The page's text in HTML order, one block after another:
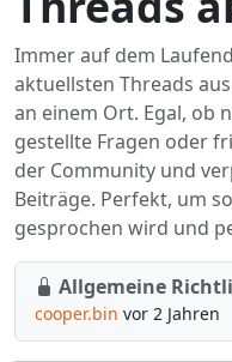
Immer auf dem
aktuellsten Threads
an einem Ort. Egal, ob
gestellte Fragen oder
der Community und
Beiträge. Perfekt, um
gesprochen wird und
Allgemeine
cooper.bin vor 2 Jahren